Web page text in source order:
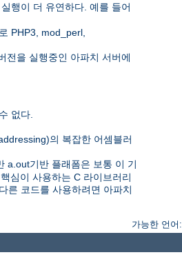
행이 더 유연하다. 예를 들어
PHP3, mod_perl,
전을 실행중인 아파치 서버에
없다.
의 복잡한 어셈블러
a.out기반 플래폼은 보통 이 기
심이 사용하는 C 라이브러리
른 코드를 사용하려면 아파치
가능한 언어: